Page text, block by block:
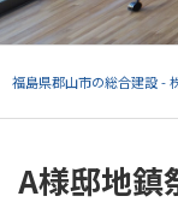
福島県郡山市の総合建設 -
A様邸地鎮